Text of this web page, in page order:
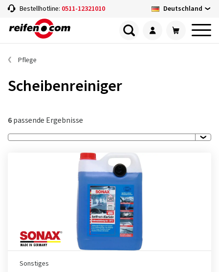
Bestellhotline: 0511-12321010 Deutschland
Pflege
Scheibenreiniger
6passende Ergebnisse
Sonstiges